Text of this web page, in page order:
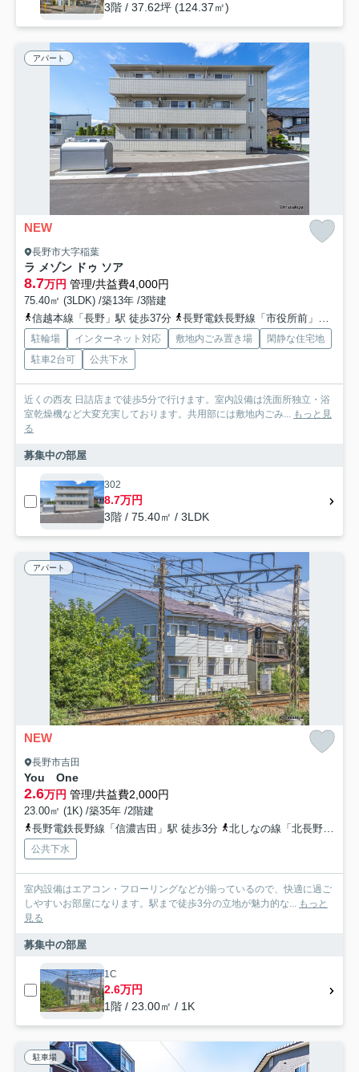
3階 / 37.62坪 (124.37㎡)
アパート
NEW
長野市大字稲葉
ラ メゾン ドゥ ソア
8.7万円 管理/共益費4,000円
75.40㎡ (3LDK) /築13年 /3階建
信越本線「長野」駅 徒歩37分
長野電鉄長野線「市役所前」駅 徒歩39分
駐輪場 インターネット対応 敷地内ごみ置き場
閑静な住宅地
駐車2台可
公共下水
近くの西友 日詰店まで徒歩5分で行けます。室内設備は洗面所独立・浴
室乾燥機など大変充実しております。共用部には敷地内ごみ... もっと見
る
募集中の部屋
302
8.7万円
3階 / 75.40㎡ / 3LDK
アパート
NEW
長野市吉田
You One
2.6万円 管理/共益費2,000円
23.00㎡ (1K) /築35年 /2階建
長野電鉄長野線「信濃吉田」駅 徒歩3分
北しなの線「北長野」駅 徒歩6分
公共下水
室内設備はエアコン・フローリングなどが揃っているので、快適に過ご
しやすいお部屋になります。駅まで徒歩3分の立地が魅力的な...
もっと
見る
募集中の部屋
1C
2.6万円
1階 / 23.00㎡ / 1K
駐車場